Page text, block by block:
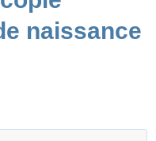
naissance